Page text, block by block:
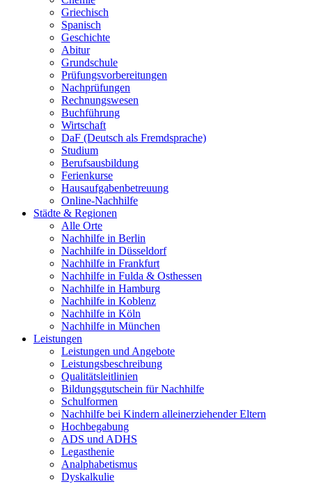
Griechisch
Spanisch
Geschichte
Abitur
Grundschule
Prüfungsvorbereitungen
Nachprüfungen
Rechnungswesen
Buchführung
Wirtschaft
DaF (Deutsch als Fremdsprache)
Studium
Berufsausbildung
Ferienkurse
Hausaufgabenbetreuung
Online-Nachhilfe
Städte & Regionen
Alle Orte
Nachhilfe in Berlin
Nachhilfe in Düsseldorf
Nachhilfe in Frankfurt
Nachhilfe in Fulda & Osthessen
Nachhilfe in Hamburg
Nachhilfe in Koblenz
Nachhilfe in Köln
Nachhilfe in München
Leistungen
Leistungen und Angebote
Leistungsbeschreibung
Qualitätsleitlinien
Bildungsgutschein für Nachhilfe
Schulformen
Nachhilfe bei Kindern alleinerziehender Eltern
Hochbegabung
ADS und ADHS
Legasthenie
Analphabetismus
Dyskalkulie